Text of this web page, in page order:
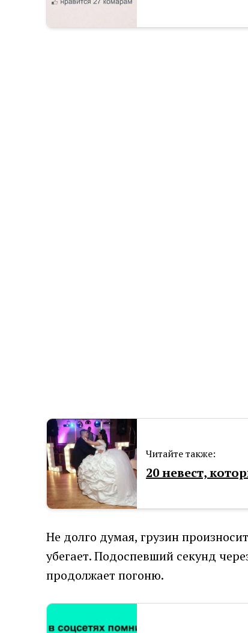
Читайте также:
20 невест,
Не долго думая, грузин
убегает. Подоспевший секунд
продолжает погоню.